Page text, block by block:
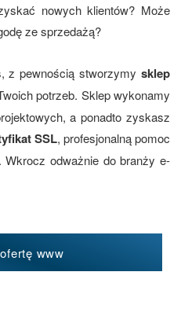
nowych klientów? Może
ze sprzedażą?
z pewnością stworzymy sklep
potrzeb. Sklep wykonamy
a ponadto zyskasz
SSL, profesjonalną pomoc
odważnie do branży e-
www